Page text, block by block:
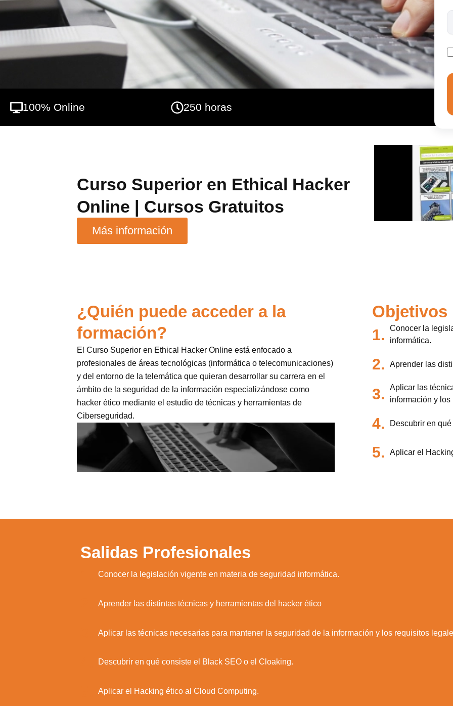
escalabilidad de los datos y la seguridad de la información que conlleva el proceso de gestión de
incidentes. En INESEM podrás trabajar en un Entorno Personal de Aprendizaje donde el alumno
es el protagonista, avalado por un amplio grupo de tutores especialistas en el sector.
100% Online 250 horas
Curso Superior en Ethical Hacker
Online | Cursos Gratuitos
Más información
¿Quién puede acceder a la
formación?
El Curso Superior en Ethical Hacker Online está enfocado a
profesionales de áreas tecnológicas (informática o telecomunicaciones)
y del entorno de la telemática que quieran desarrollar su carrera en el
ámbito de la seguridad de la información especializándose como
hacker ético mediante el estudio de técnicas y herramientas de
Ciberseguridad.
Objetivos
1.
Conocer la
informática.
2. Aprender las
3.
Aplicar las
información y
4. Descubrir en
5. Aplicar el
Salidas Profesionales
Conocer la legislación vigente en materia de seguridad informática.
Aprender las distintas técnicas y herramientas del hacker ético
Aplicar las técnicas necesarias para mantener la seguridad de la información y los requisitos
Descubrir en qué consiste el Black SEO o el Cloaking.
Aplicar el Hacking ético al Cloud Computing.